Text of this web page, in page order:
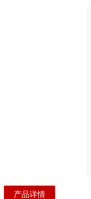
产品详情